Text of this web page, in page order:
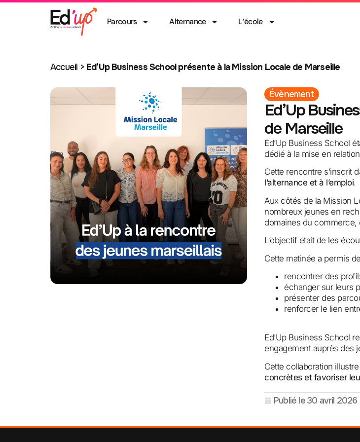
Parcours Alternance L’école
Accueil > Ed’Up Business School présente à la Mission Locale de Marseille
Évènement
Ed’Up
de Marseille
Ed’Up Business School
dédié à la mise en
Cette rencontre s’inscrit
l’alternance et à l’emploi.
Aux côtés de la Mission
nombreux jeunes en
domaines du commerce,
L’objectif était de les
Cette matinée a permis
rencontrer des
échanger sur leurs
présenter des
renforcer le lien
Ed’Up Business School
engagement auprès des
Cette collaboration
concrètes et favoriser
Publié le30 avril 2026